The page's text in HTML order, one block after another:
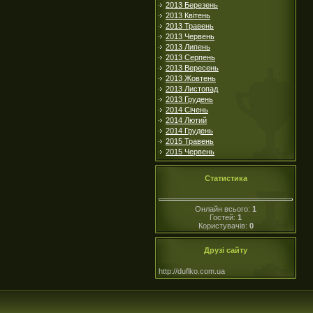
2013 Березень
2013 Квітень
2013 Травень
2013 Червень
2013 Липень
2013 Серпень
2013 Вересень
2013 Жовтень
2013 Листопад
2013 Грудень
2014 Січень
2014 Лютий
2014 Грудень
2015 Травень
2015 Червень
Статистика
Онлайн всього: 1
Гостей: 1
Користувачів: 0
Друзі сайту
http://duflko.com.ua